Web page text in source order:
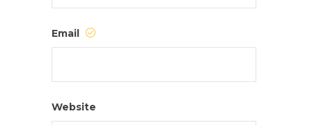
Email
Website